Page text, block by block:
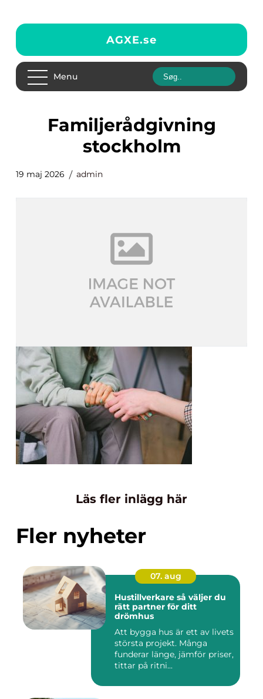
AGXE.se
Menu
familjerådgivning
stockholm
19 maj 2026 admin
Läs fler inlägg här
Fler nyheter
07. aug
Hustillverkare så väljer du
rätt partner för ditt
drömhus
Att bygga hus är ett av livets
största projekt. Många
funderar länge, jämför priser,
tittar på ritni...